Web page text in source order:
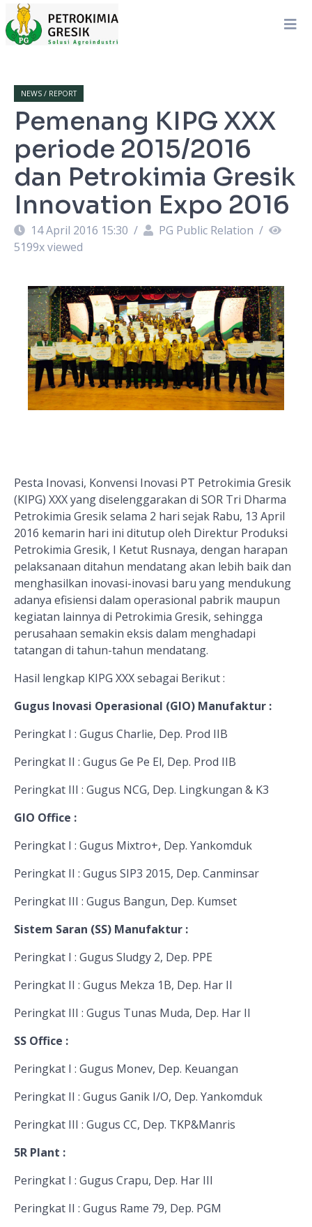
NEWS / REPORT
Pemenang KIPG XXX
periode 2015/2016
dan Petrokimia Gresik
Innovation Expo 2016
14 April 2016 15:30 / PG Public Relation /
5199x viewed
Pesta Inovasi, Konvensi Inovasi PT Petrokimia Gresik
(KIPG) XXX yang diselenggarakan di SOR Tri Dharma
Petrokimia Gresik selama 2 hari sejak Rabu, 13 April
2016 kemarin hari ini ditutup oleh Direktur Produksi
Petrokimia Gresik, I Ketut Rusnaya, dengan harapan
pelaksanaan ditahun mendatang akan lebih baik dan
menghasilkan inovasi-inovasi baru yang mendukung
adanya efisiensi dalam operasional pabrik maupun
kegiatan lainnya di Petrokimia Gresik, sehingga
perusahaan semakin eksis dalam menghadapi
tatangan di tahun-tahun mendatang.
Hasil lengkap KIPG XXX sebagai Berikut :
Gugus Inovasi Operasional (GIO) Manufaktur :
Peringkat I : Gugus Charlie, Dep. Prod IIB
Peringkat II : Gugus Ge Pe El, Dep. Prod IIB
Peringkat III : Gugus NCG, Dep. Lingkungan & K3
GIO Office :
Peringkat I : Gugus Mixtro+, Dep. Yankomduk
Peringkat II : Gugus SIP3 2015, Dep. Canminsar
Peringkat III : Gugus Bangun, Dep. Kumset
Sistem Saran (SS) Manufaktur :
Peringkat I : Gugus Sludgy 2, Dep. PPE
Peringkat II : Gugus Mekza 1B, Dep. Har II
Peringkat III : Gugus Tunas Muda, Dep. Har II
SS Office :
Peringkat I : Gugus Monev, Dep. Keuangan
Peringkat II : Gugus Ganik I/O, Dep. Yankomduk
Peringkat III : Gugus CC, Dep. TKP&Manris
5R Plant :
Peringkat I : Gugus Crapu, Dep. Har III
Peringkat II : Gugus Rame 79, Dep. PGM